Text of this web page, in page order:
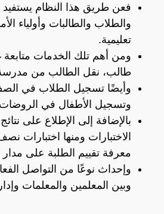
فعن طريق هذا النظام يستفيد
والطلاب والطالبات وأولياء
تعليمية.
ومن أهم تلك الخدمات
طالب، نقل الطالب من
وأيضًا تسجيل الطلاب في الصف
وتسجيل الأطفال في
بالإضافة إلى الإطلاع على
الاختبارات ومنها اختبارات
معرفة تقييم الطلبة على مدار
وإحداث نوعًا من التواصل
وبين المعلمين والمعلمات